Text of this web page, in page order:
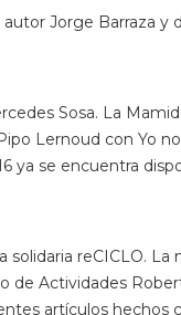
Jorge Barraza
Sosa. La
Lernoud con Yo
ya se encuentra
reCICLO. La
de Actividades
artículos hechos